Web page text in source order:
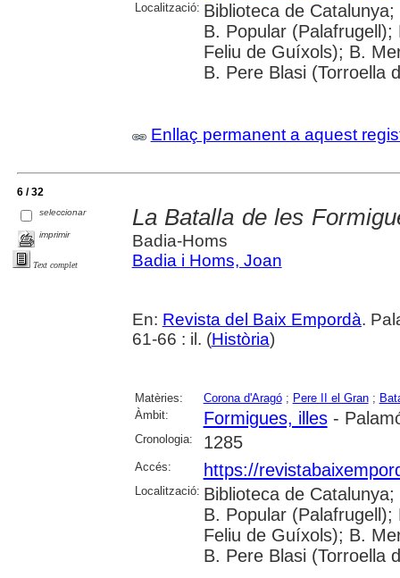
Localització: Biblioteca de
B. Popular
Feliu de Guíxols); B.
B. Pere Blasi (Torroella
Enllaç permanent a aquest
6 / 32
seleccionar
imprimir
Text complet
La Batalla de les
Badia-Homs
Badia i Homs, Joan
En: Revista del Baix Empordà.
61-66 : il. (Història)
Matèries: Corona d'Aragó; Pere II el Gran;
Àmbit:
Formigues, illes-
Cronologia: 1285
Accés: https://
Localització: Biblioteca de
B. Popular
Feliu de Guíxols); B.
B. Pere Blasi (Torroella